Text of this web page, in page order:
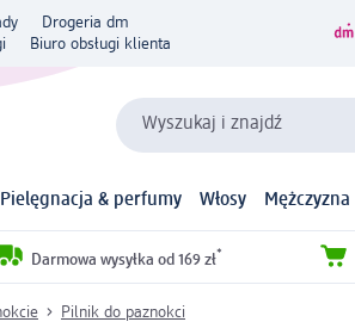
Drogeria dm
Biuro obsługi klienta
Wyszukaj i znajdź
Pielęgnacja & perfumy Włosy Mężczyzna
Darmowa wysyłka od 169 zł*
Pilnik do paznokci